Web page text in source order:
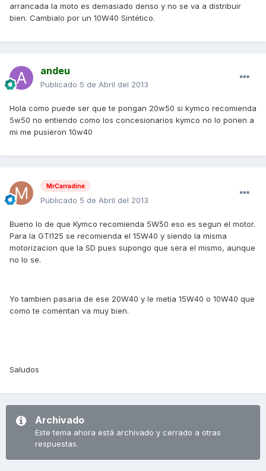
arrancada la moto es demasiado denso y no se va a distribuir
bien. Cambialo por un 10W40 Sintético.
andeu
Publicado 5 de Abril del 2013
Hola como puede ser que te pongan 20w50 si kymco recomienda
5w50 no entiendo como los concesionarios kymco no lo ponen a
mi me pusieron 10w40
MrCarradine
Publicado 5 de Abril del 2013
Bueno lo de que Kymco recomienda 5W50 eso es segun el motor.
Para la GTI125 se recomienda el 15W40 y siendo la misma
motorizacion que la SD pues supongo que sera el mismo, aunque
no lo se.
Yo tambien pasaria de ese 20W40 y le metia 15W40 o 10W40 que
como te comentan va muy bien.
Saludos
Archivado
Este tema ahora está archivado y cerrado a otras
respuestas.